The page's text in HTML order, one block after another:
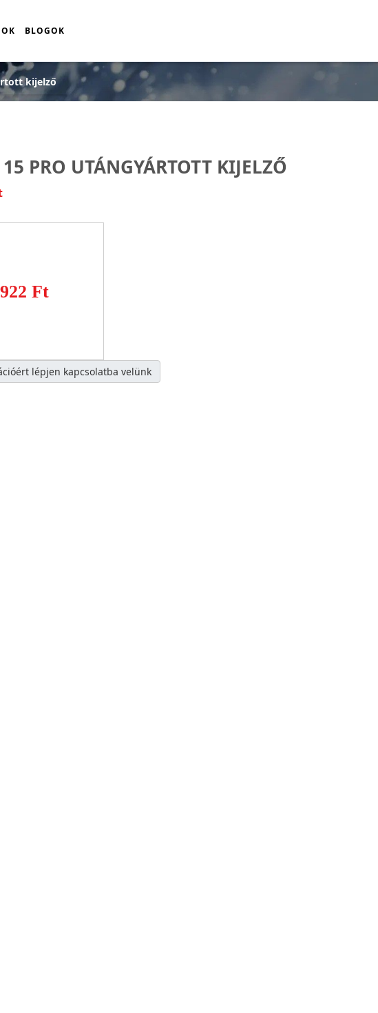
BLOGOK
kijelző
PRO UTÁNGYÁRTOTT KIJELZŐ
Ft
lépjen kapcsolatba velünk